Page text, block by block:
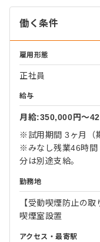
働く条件
雇用形態
正社員
給与
月給:350,000円〜
※試用期間 3ヶ月（
※みなし残業46時間
分は別途支給。
勤務地
【受動喫煙防止の取
喫煙室設置
アクセス・最寄駅